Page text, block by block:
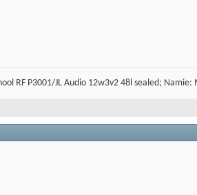
RF P3001/JL Audio 12w3v2 48l sealed;